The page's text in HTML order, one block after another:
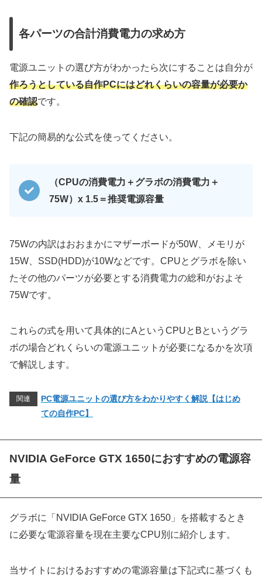
各パーツの合計消費電力の求め方
電源ユニットの選び方がわかったら次にすることは自分が
作ろうとしている自作PCにはどれくらいの容量が必要か
の確認です。
下記の簡易的な公式を使ってください。
（CPUの消費電力＋グラボの消費電力＋
75W）x 1.5＝推奨電源容量
75Wの内訳はおおまかにマザーボードが50W、メモリが
15W、SSD(HDD)が10Wなどです。CPUとグラボを除い
たその他のパーツが必要とする消費電力の総和がおよそ
75Wです。
これらの式を用いて具体的にAというCPUとBというグラ
ボの場合どれくらいの電源ユニットが必要になるかを次項
で解説します。
関連
PC電源ユニットの選び方をわかりやすく解説【はじめ
ての自作PC】
NVIDIA GeForce GTX 1650におすすめの電源容
量
グラボに「NVIDIA GeForce GTX 1650」を搭載するとき
に必要な電源容量を現在主要なCPU別に紹介します。
当サイトにおけるおすすめの電源容量は下記式に基づくも